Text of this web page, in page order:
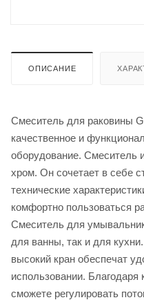
ОПИСАНИЕ
Смеситель для раковины
качественное и
оборудование. Смеситель
хром. Он сочетает в себе
технические
комфортно пользоваться
Смеситель для
для ванны, так и для
высокий кран обеспечат
использовании.
сможете регулировать